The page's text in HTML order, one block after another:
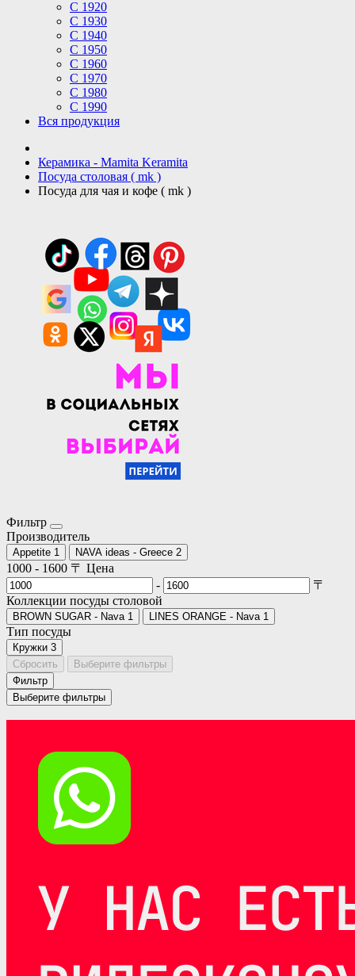
C 1920
С 1930
С 1940
С 1950
С 1960
С 1970
С 1980
С 1990
Вся продукция
Керамика - Mamita Keramita
Посуда столовая ( mk )
Посуда для чая и кофе ( mk )
Фильтр
Производитель
Appetite 1 NAVA ideas - Greece 2
1000 - 1600 〒 Цена
-
〒
Коллекции посуды столовой
BROWN SUGAR - Nava 1 LINES ORANGE - Nava 1
Тип посуды
Кружки 3
Сбросить
Выберите фильтры
Фильтр
Выберите фильтры